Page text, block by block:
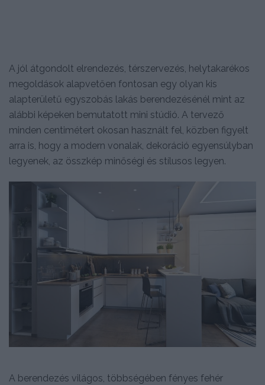
A jól átgondolt elrendezés, térszervezés, helytakarékos
megoldások alapvetően fontosan egy olyan kis
alapterületű egyszobás lakás berendezésénél mint az
alábbi képeken bemutatott mini stúdió. A tervező
minden centimétert okosan használt fel, közben figyelt
arra is, hogy a modern vonalak, dekoráció egyensúlyban
legyenek, az összkép minőségi és stílusos legyen.
A berendezés világos, többségében fényes fehér